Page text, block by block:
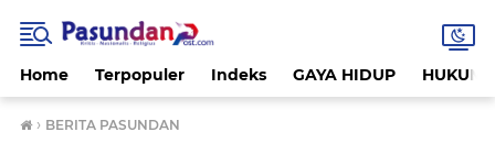
Home Terpopuler Indeks GAYA HIDUP HUKUM
› BERITA PASUNDAN